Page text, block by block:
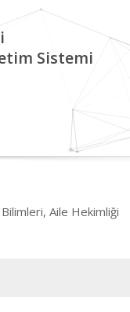
Sistemi
Aile Hekimliği